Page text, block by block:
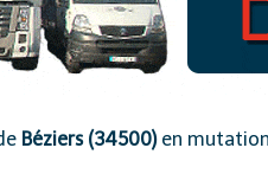
Béziers (34500)en